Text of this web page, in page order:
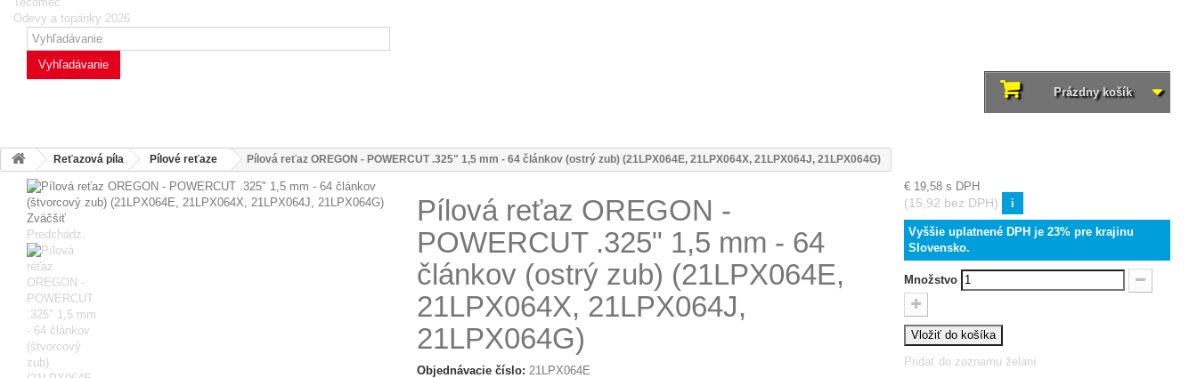
Odevy a topánky 2026
Vyhľadávanie
Prázdny košík
Reťazová píla Pílové reťaze Pílová reťaz OREGON - POWERCUT .325" 1,5 mm - 64 článkov (ostrý zub) (21LPX064E, 21LPX064X, 21LPX064J, 21LPX064G)
Zväčšiť
Predchádz.
Pílová reťaz OREGON -
POWERCUT .325" 1,5 mm - 64
článkov (ostrý zub) (21LPX064E,
21LPX064X, 21LPX064J,
21LPX064G)
Objednávacie číslo: 21LPX064E
€ 19,58 s DPH
(15,92 bez DPH) i
Vyššie uplatnené DPH je 23% pre krajinu
Slovensko.
Množstvo
Vložiť do košíka
Pridať do zoznamu želaní